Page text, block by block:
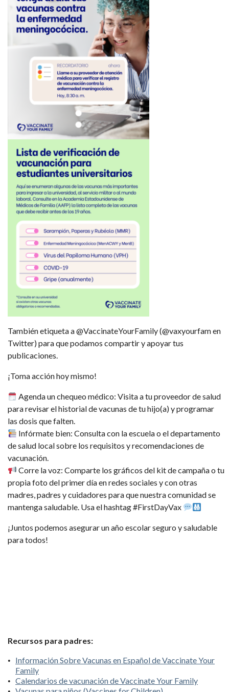
También etiqueta a @VaccinateYourFamily (@vaxyourfam en
Twitter) para que podamos compartir y apoyar tus
publicaciones.
¡Toma acción hoy mismo!
Agenda un chequeo médico: Visita a tu proveedor de salud
para revisar el historial de vacunas de tu hijo(a) y programar
las dosis que falten.
Infórmate bien: Consulta con la escuela o el departamento
de salud local sobre los requisitos y recomendaciones de
vacunación.
Corre la voz: Comparte los gráficos del kit de campaña o tu
propia foto del primer día en redes sociales y con otras
madres, padres y cuidadores para que nuestra comunidad se
mantenga saludable. Usa el hashtag #FirstDayVax
¡Juntos podemos asegurar un año escolar seguro y saludable
para todos!
Recursos para padres:
Información Sobre Vacunas en Español de Vaccinate Your
Family
Calendarios de vacunación de Vaccinate Your Family